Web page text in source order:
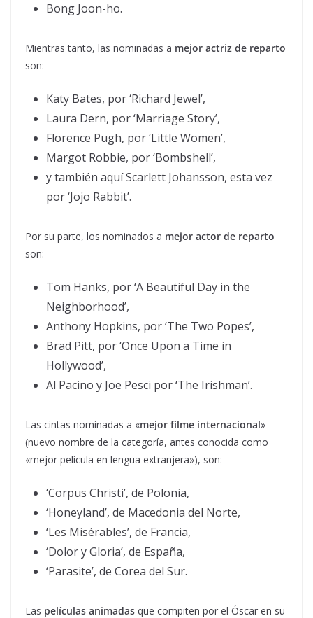
Bong Joon-ho.
Mientras tanto, las nominadas a mejor actriz de reparto
son:
Katy Bates, por ‘Richard Jewel’,
Laura Dern, por ‘Marriage Story’,
Florence Pugh, por ‘Little Women’,
Margot Robbie, por ‘Bombshell’,
y también aquí Scarlett Johansson, esta vez
por ‘Jojo Rabbit’.
Por su parte, los nominados a mejor actor de reparto
son:
Tom Hanks, por ‘A Beautiful Day in the
Neighborhood’,
Anthony Hopkins, por ‘The Two Popes’,
Brad Pitt, por ‘Once Upon a Time in
Hollywood’,
Al Pacino y Joe Pesci por ‘The Irishman’.
Las cintas nominadas a «mejor filme internacional»
(nuevo nombre de la categoría, antes conocida como
«mejor película en lengua extranjera»), son:
‘Corpus Christi’, de Polonia,
‘Honeyland’, de Macedonia del Norte,
‘Les Misérables’, de Francia,
‘Dolor y Gloria’, de España,
‘Parasite’, de Corea del Sur.
Las películas animadas que compiten por el Óscar en su